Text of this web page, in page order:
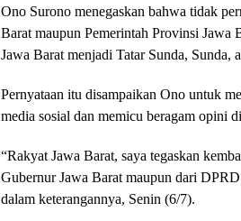
Ono Surono menegaskan bahwa tidak
Barat maupun Pemerintah Provinsi Jawa
Jawa Barat menjadi Tatar Sunda, Sunda,
Pernyataan itu disampaikan Ono untuk
media sosial dan memicu beragam opini
“Rakyat Jawa Barat, saya tegaskan
Gubernur Jawa Barat maupun dari
dalam keterangannya, Senin (6/7).